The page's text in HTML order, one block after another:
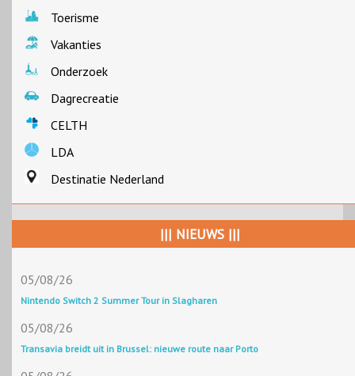
Toerisme
Vakanties
Onderzoek
Dagrecreatie
CELTH
LDA
Destinatie Nederland
||| NIEUWS |||
05/08/26
Nintendo Switch 2 Summer Tour in Slagharen
05/08/26
Transavia breidt uit in Brussel: nieuwe route naar Porto